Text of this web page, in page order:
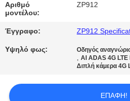
ΈΛΕΓΧΟΣ
ΠΟΙΌΤΗΤΑΣ
ΕΠΙΚΟΙΝΩΝΉΣΤΕ
ΜΑΣ
Αριθμό
μοντέλου:
ZP912
Έγγραφο: ZP912
Υψηλό φως: Οδηγός
,AI ADAS 4G
Διπλή κάμερα 4G
ΕΠΑΦΉ!